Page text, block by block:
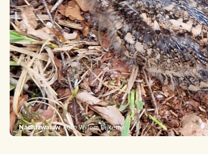
NachtzwaluwFoto Willem Dijkema